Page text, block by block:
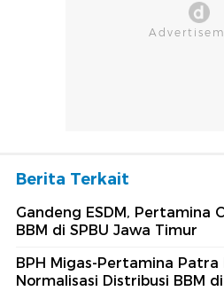
Berita Terkait
Gandeng ESDM, Pertamina
BBM di SPBU Jawa Timur
BPH Migas-Pertamina
Normalisasi Distribusi BBM